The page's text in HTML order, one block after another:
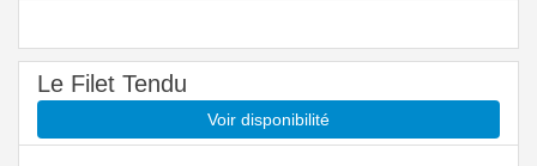
Le Filet Tendu
Voir disponibilité